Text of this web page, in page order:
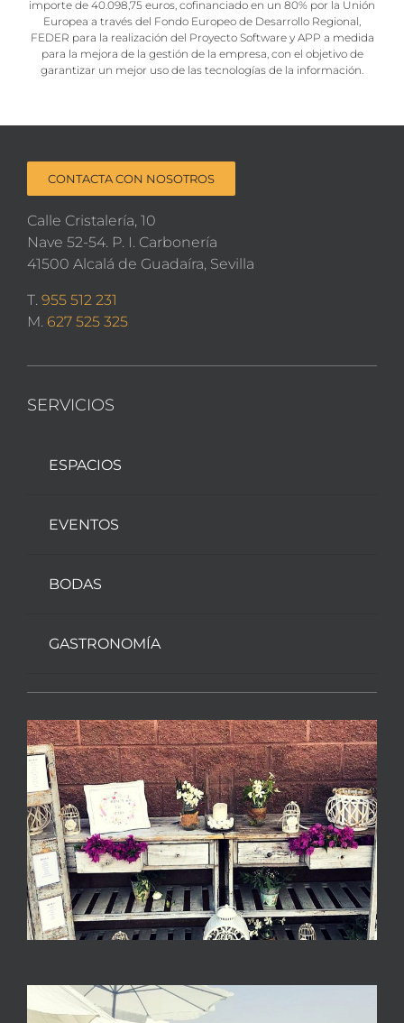
importe de 40.098,75 euros, cofinanciado en un 80% por la Unión
Europea a través del Fondo Europeo de Desarrollo Regional,
FEDER para la realización del Proyecto Software y APP a medida
para la mejora de la gestión de la empresa, con el objetivo de
garantizar un mejor uso de las tecnologías de la información.
CONTACTA CON NOSOTROS
Calle Cristalería, 10
Nave 52-54. P. I. Carbonería
41500 Alcalá de Guadaíra, Sevilla
T. 955 512 231
M. 627 525 325
SERVICIOS
ESPACIOS
EVENTOS
BODAS
GASTRONOMÍA